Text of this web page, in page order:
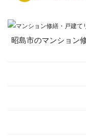
昭島市のマンション